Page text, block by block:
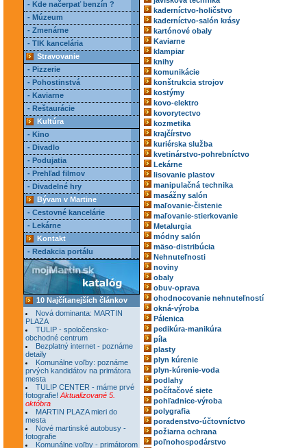
- Kde načerpať benzín ?
- Múzeum
- Zmenárne
- TIK kancelária
Stravovanie
- Pizzerie
- Pohostinstvá
- Kaviarne
- Reštaurácie
Kultúra
- Kino
- Divadlo
- Podujatia
- Prehľad filmov
- Divadelné hry
Bývam v Martine
- Cestovné kancelárie
- Lekárne
Kontakt
- Redakcia portálu
10 Najčítanejších článkov
Nová dominanta: MARTIN
PLAZA
TULIP - spoločensko-
obchodné centrum
Bezplatný internet - poznáme
detaily
Komunálne voľby: poznáme
prvých kandidátov na primátora
mesta
TULIP CENTER - máme prvé
fotografie! Aktualizované 5.
októbra
MARTIN PLAZA mieri do
mesta
Nové martinské autobusy -
fotografie
Komunálne voľby - primátorom
kaderníctvo-holičstvo
kaderníctvo-salón krásy
kartónové obaly
Kaviarne
klampiar
knihy
komunikácie
konštrukcia strojov
kostýmy
kovo-elektro
kovorytectvo
kozmetika
krajčírstvo
kuriérska služba
kvetinárstvo-pohrebníctvo
Lekárne
lisovanie plastov
manipulačná technika
masážny salón
maľovanie-čistenie
maľovanie-stierkovanie
Metalurgia
módny salón
mäso-distribúcia
Nehnuteľnosti
noviny
obaly
obuv-oprava
ohodnocovanie nehnuteľností
okná-výroba
Pálenica
pedikúra-manikúra
píla
plasty
plyn kúrenie
plyn-kúrenie-voda
podlahy
počítačové siete
pohľadnice-výroba
polygrafia
poradenstvo-účtovníctvo
požiarna ochrana
poľnohospodárstvo